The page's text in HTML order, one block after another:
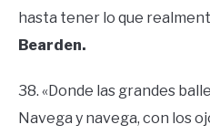
hasta tener lo que
Bearden.
38. «Donde las grandes
Navega y navega, con los